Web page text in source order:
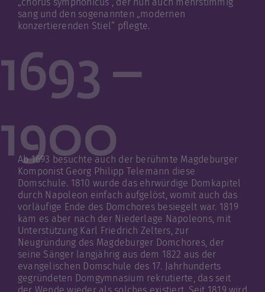
„chorus symphonicus“, der nun auch mehrstimmig
sang und den sogenannten „modernen
konzertierenden Stiel“ pflegte.
1693 –
1900
Ab 1693 besuchte auch der berühmte Magdeburger
Komponist Georg Philipp Telemann diese
Domschule. 1810 wurde das ehrwürdige Domkapitel
durch Napoleon einfach aufgelöst, womit auch das
vorläufige Ende des Domchores besiegelt war. 1819
kam es aber nach der Niederlage Napoleons, mit
Unterstützung Karl Friedrich Zelters, zur
Neugründung des Magdeburger Domchores, der
seine Sänger langjährig aus dem 1822 aus der
evangelischen Domschule des 17. Jahrhunderts
gegründeten Domgymnasium rekrutierte, das seit